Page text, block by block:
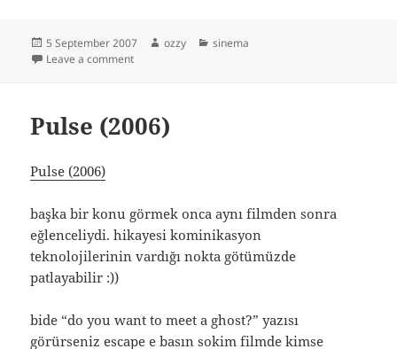
Posted
on
5 September 2007 Author
ozzy Categories
sinema
Leave a commenton Blood and Chocolate (2007)
Pulse (2006)
Pulse (2006)
başka bir konu görmek onca aynı filmden sonra
eğlenceliydi. hikayesi kominikasyon
teknolojilerinin vardığı nokta götümüzde
patlayabilir :))
bide “do you want to meet a ghost?” yazısı
görürseniz escape e basın sokim filmde kimse